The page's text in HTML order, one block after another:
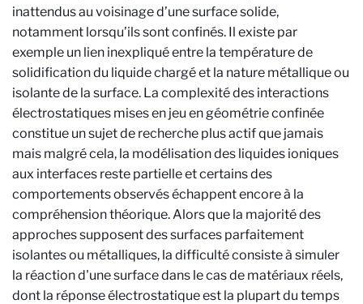
inattendus au voisinage d’une surface solide,
notamment lorsqu’ils sont confinés. Il existe par
exemple un lien inexpliqué entre la température de
solidification du liquide chargé et la nature métallique ou
isolante de la surface. La complexité des interactions
électrostatiques mises en jeu en géométrie confinée
constitue un sujet de recherche plus actif que jamais
mais malgré cela, la modélisation des liquides ioniques
aux interfaces reste partielle et certains des
comportements observés échappent encore à la
compréhension théorique. Alors que la majorité des
approches supposent des surfaces parfaitement
isolantes ou métalliques, la difficulté consiste à simuler
la réaction d'une surface dans le cas de matériaux réels,
dont la réponse électrostatique est la plupart du temps